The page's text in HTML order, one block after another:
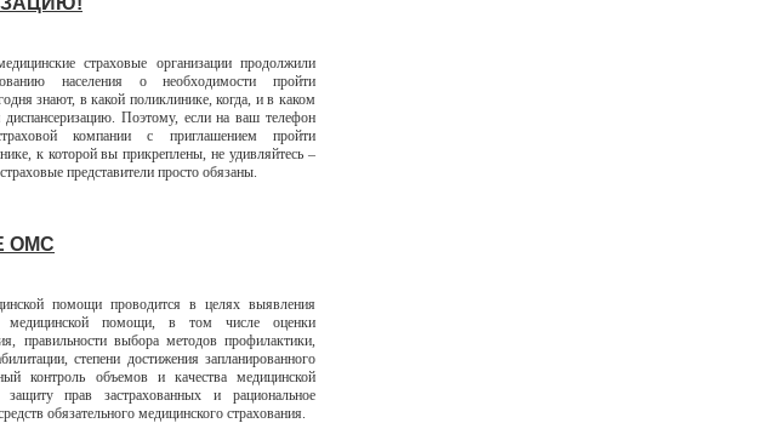
страховые организации продолжили
населения о необходимости пройти
знают, в какой поликлинике, когда, и в каком
Поэтому, если на ваш телефон
компании с приглашением пройти
к которой вы прикреплены, не удивляйтесь –
представители просто обязаны.
ОМС
помощи проводится в целях выявления
медицинской помощи, в том числе оценки
правильности выбора методов профилактики,
степени достижения запланированного
контроль объемов и качества медицинской
прав застрахованных и рациональное
обязательного медицинского страхования.